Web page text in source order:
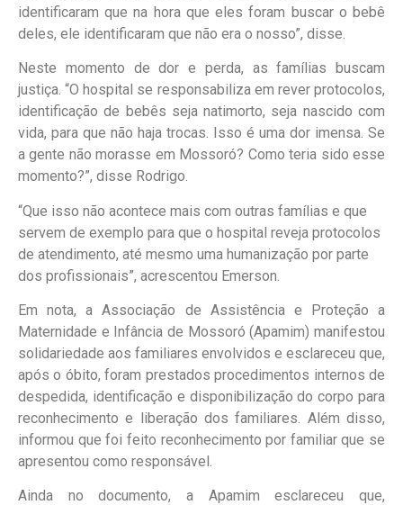
identificaram que na hora que eles foram buscar o bebê
deles, ele identificaram que não era o nosso”, disse.
Neste momento de dor e perda, as famílias buscam
justiça. “O hospital se responsabiliza em rever protocolos,
identificação de bebês seja natimorto, seja nascido com
vida, para que não haja trocas. Isso é uma dor imensa. Se
a gente não morasse em Mossoró? Como teria sido esse
momento?”, disse Rodrigo.
“Que isso não acontece mais com outras famílias e que
servem de exemplo para que o hospital reveja protocolos
de atendimento, até mesmo uma humanização por parte
dos profissionais”, acrescentou Emerson.
Em nota, a Associação de Assistência e Proteção a
Maternidade e Infância de Mossoró (Apamim) manifestou
solidariedade aos familiares envolvidos e esclareceu que,
após o óbito, foram prestados procedimentos internos de
despedida, identificação e disponibilização do corpo para
reconhecimento e liberação dos familiares. Além disso,
informou que foi feito reconhecimento por familiar que se
apresentou como responsável.
Ainda no documento, a Apamim esclareceu que,